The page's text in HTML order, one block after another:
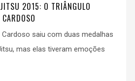
2015: O TRIÂNGULO
saiu com duas medalhas
mas elas tiveram emoções